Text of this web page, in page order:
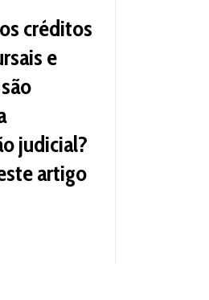
créditos
e
judicial?
artigo